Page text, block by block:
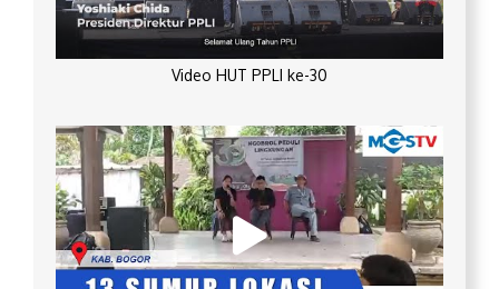
Video HUT PPLI ke-30